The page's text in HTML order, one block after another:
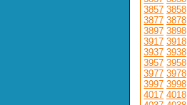
3857 3858
3877 3878
3897 3898
3917 3918
3937 3938
3957 3958
3977 3978
3997 3998
4017 4018